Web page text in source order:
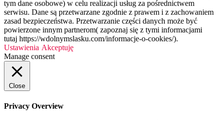
tym dane osobowe) w celu realizacji usług za pośrednictwem
serwisu. Dane są przetwarzane zgodnie z prawem i z zachowaniem
zasad bezpieczeństwa. Przetwarzanie części danych może być
powierzone innym partnerom( zapoznaj się z tymi informacjami
tutaj https://wdolnymslasku.com/informacje-o-cookies/).
Ustawienia Akceptuję
Manage consent
Close
Privacy Overview